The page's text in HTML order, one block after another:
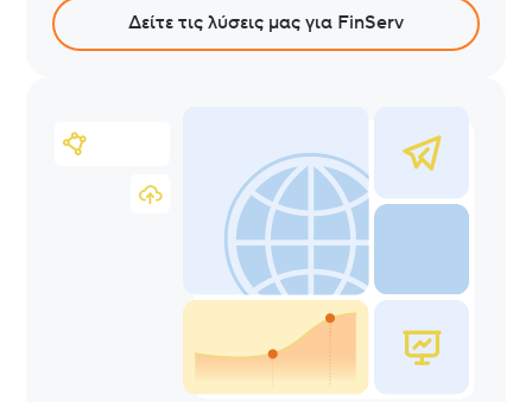
Δείτε τις λύσεις μας για FinServ